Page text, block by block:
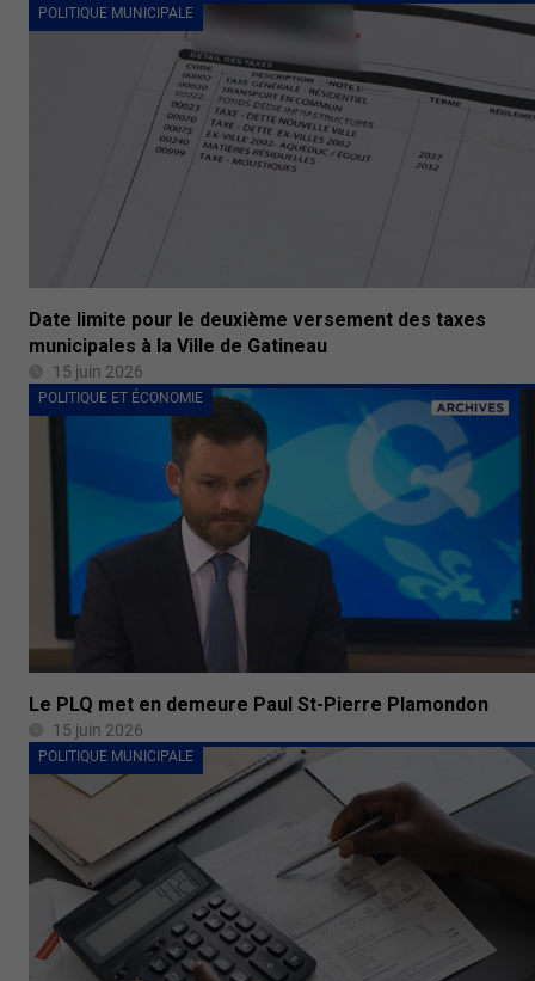
POLITIQUE MUNICIPALE
Date limite pour le deuxième versement des taxes
municipales à la Ville de Gatineau
15 juin 2026
POLITIQUE ET ÉCONOMIE
Le PLQ met en demeure Paul St-Pierre Plamondon
15 juin 2026
POLITIQUE MUNICIPALE